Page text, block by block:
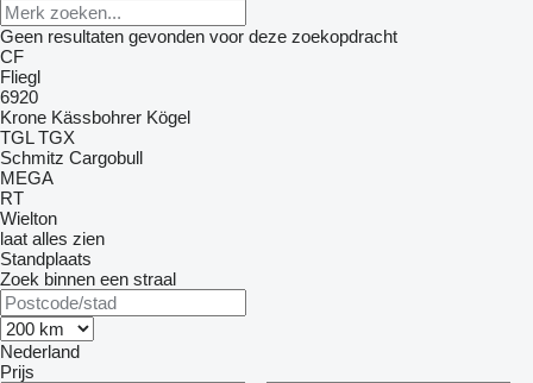
Geen resultaten gevonden voor deze zoekopdracht
CF
Fliegl
6920
Krone Kässbohrer Kögel
TGL TGX
Schmitz Cargobull
MEGA
RT
Wielton
laat alles zien
Standplaats
Zoek binnen een straal
Nederland
Prijs